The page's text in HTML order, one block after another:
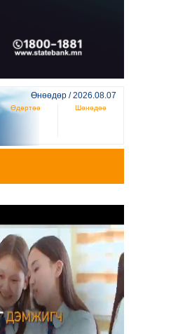
Өнөөдөр / 2026.08.07
Өдөртөө Шөнөдөө